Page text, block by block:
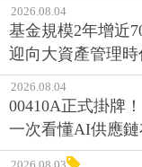
2026.08.04
基金規模2年增近
迎向大資產管理時
2026.08.04
00410A正式掛牌
一次看懂AI供應鏈